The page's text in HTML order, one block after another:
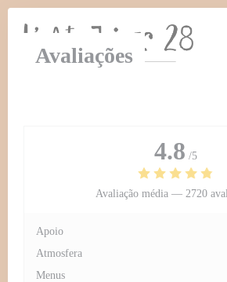
Painel de Gerenciamento de Cookies
Avaliações
4.8 /5
Avaliação média — 2720
Apoio
Atmosfera
Menus